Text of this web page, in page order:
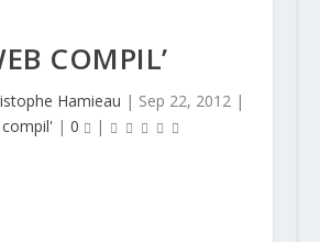
COMPIL’
Hamieau | Sep 22, 2012 |
| 0 |